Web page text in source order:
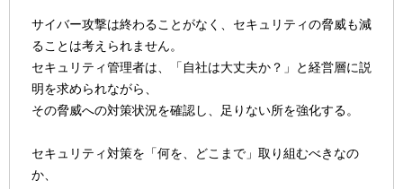
サイバー攻撃は終わることがなく、セキュリティの脅威も減
ることは考えられません。
セキュリティ管理者は、「自社は大丈夫か？」と経営層に説
明を求められながら、
その脅威への対策状況を確認し、足りない所を強化する。
セキュリティ対策を「何を、どこまで」取り組むべきなの
か、